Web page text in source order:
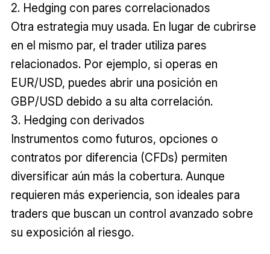
2. Hedging con pares correlacionados
Otra estrategia muy usada. En lugar de cubrirse
en el mismo par, el trader utiliza pares
relacionados. Por ejemplo, si operas en
EUR/USD, puedes abrir una posición en
GBP/USD debido a su alta correlación.
3. Hedging con derivados
Instrumentos como futuros, opciones o
contratos por diferencia (CFDs) permiten
diversificar aún más la cobertura. Aunque
requieren más experiencia, son ideales para
traders que buscan un control avanzado sobre
su exposición al riesgo.